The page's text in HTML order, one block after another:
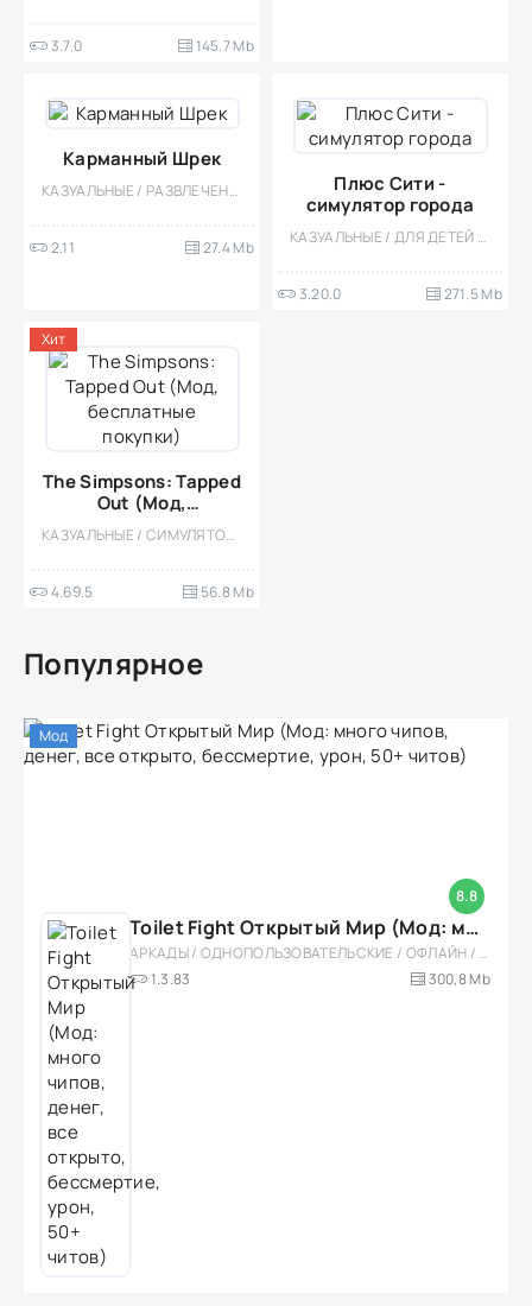
3.7.0 145.7 Mb
Карманный Шрек
КАЗУАЛЬНЫЕ / РАЗВЛЕЧЕНИЯ / ОДНОПОЛЬЗОВАТЕЛЬСКИЕ / ПО МУЛЬТФИЛЬМАМ / ОФЛАЙН / ДЛЯ ДЕТЕЙ / ДЕВОЧКАМ / СТИЛИЗАЦИЯ / МИЛАЯ / ВСТРОЕННЫЙ КЕШ / МОД
2.11 27.4 Mb
Плюс Сити -
симулятор города
КАЗУАЛЬНЫЕ / ДЛЯ ДЕТЕЙ / ОДНОПОЛЬЗОВАТЕЛЬСКИЕ / ИЗОМЕТРИЯ / УПРАВЛЕНИЕ / ГРАДОСТРОЕНИЕ
3.20.0 271.5 Mb
The Simpsons: Tapped
Out (Мод,
бесплатные покупки)КАЗУАЛЬНЫЕ / СИМУЛЯТОРЫ / МОД / ОДНОПОЛЬЗОВАТЕЛЬСКИЕ / ГРАДОСТРОЕНИЕ / ДЛЯ ДЕТЕЙ / ПО МУЛЬТФИЛЬМАМ / МАЛЕНЬКАЯ / ВЕСЁЛАЯ
4.69.5 56.8 Mb
Хит
Популярное
8.8
Мод
Toilet Fight Открытый Мир (Мод: много чипов, денег, все открыто, бессмертие, урон, 50+ читов)
АРКАДЫ / ОДНОПОЛЬЗОВАТЕЛЬСКИЕ / ОФЛАЙН / МОД / РОЛЕВЫЕ / ШУТЕРЫ / ОТКРЫТЫЙ МИР / ВСТРОЕННЫЙ КЕШ / 3D / ЭКШЕНЫ / ТУАЛЕТНЫЕ ВОЙНЫ / ДЛЯ ДЕТЕЙ
1.3.83
300,8 Mb